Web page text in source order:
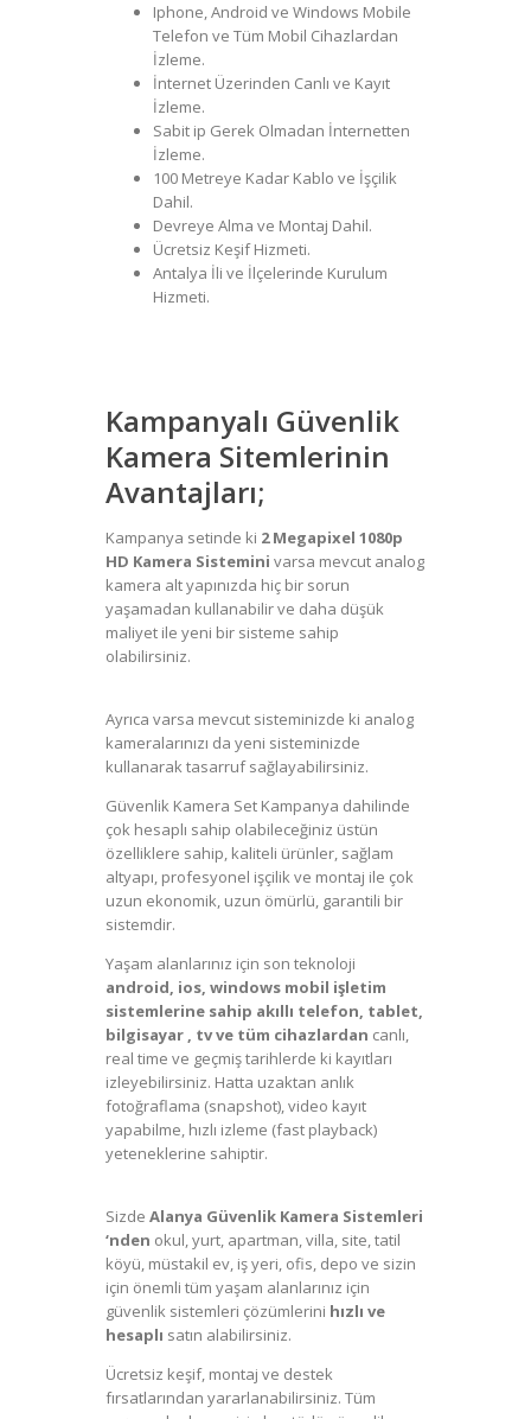
Iphone, Android ve Windows Mobile
Telefon ve Tüm Mobil Cihazlardan
İzleme.
İnternet Üzerinden Canlı ve Kayıt
İzleme.
Sabit ip Gerek Olmadan İnternetten
İzleme.
100 Metreye Kadar Kablo ve İşçilik
Dahil.
Devreye Alma ve Montaj Dahil.
Ücretsiz Keşif Hizmeti.
Antalya İli ve İlçelerinde Kurulum
Hizmeti.
Kampanyalı Güvenlik
Kamera Sitemlerinin
Avantajları;
Kampanya setinde ki 2 Megapixel 1080p
HD Kamera Sistemini varsa mevcut analog
kamera alt yapınızda hiç bir sorun
yaşamadan kullanabilir ve daha düşük
maliyet ile yeni bir sisteme sahip
olabilirsiniz.
Ayrıca varsa mevcut sisteminizde ki analog
kameralarınızı da yeni sisteminizde
kullanarak tasarruf sağlayabilirsiniz.
Güvenlik Kamera Set Kampanya dahilinde
çok hesaplı sahip olabileceğiniz üstün
özelliklere sahip, kaliteli ürünler, sağlam
altyapı, profesyonel işçilik ve montaj ile çok
uzun ekonomik, uzun ömürlü, garantili bir
sistemdir.
Yaşam alanlarınız için son teknoloji
android, ios, windows mobil işletim
sistemlerine sahip akıllı telefon, tablet,
bilgisayar , tv ve tüm cihazlardan canlı,
real time ve geçmiş tarihlerde ki kayıtları
izleyebilirsiniz. Hatta uzaktan anlık
fotoğraflama (snapshot), video kayıt
yapabilme, hızlı izleme (fast playback)
yeteneklerine sahiptir.
Sizde Alanya Güvenlik Kamera Sistemleri
‘nden okul, yurt, apartman, villa, site, tatil
köyü, müstakil ev, iş yeri, ofis, depo ve sizin
için önemli tüm yaşam alanlarınız için
güvenlik sistemleri çözümlerini hızlı ve
hesaplı satın alabilirsiniz.
Ücretsiz keşif, montaj ve destek
fırsatlarından yararlanabilirsiniz. Tüm